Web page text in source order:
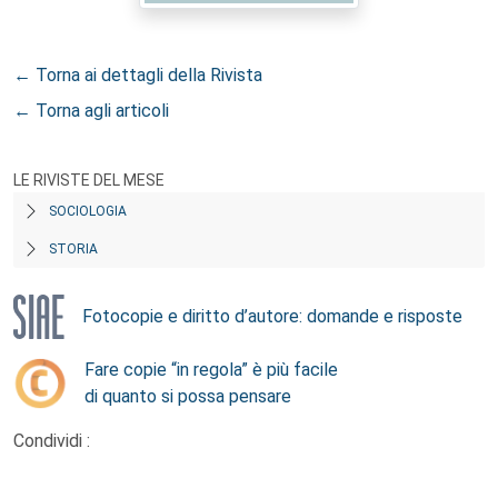
← Torna ai dettagli della Rivista
← Torna agli articoli
LE RIVISTE DEL MESE
SOCIOLOGIA
STORIA
Fotocopie e diritto d’autore: domande e risposte
Fare copie “in regola” è più facile
di quanto si possa pensare
Condividi :